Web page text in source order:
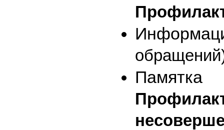
Памятка